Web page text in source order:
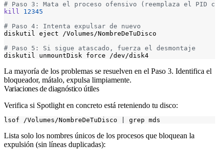
# Paso 3: Mata el proceso ofensivo (reemplaza el PID
kill
12345
# Paso 4: Intenta expulsar de nuevo
# Paso 5: Si sigue atascado, fuerza el desmontaje
La mayoría de los problemas se resuelven en el Paso 3. Identifica el
bloqueador, mátalo, expulsa limpiamente.
Variaciones de diagnóstico útiles
Verifica si Spotlight en concreto está reteniendo tu disco:
lsof /Volumes/NombreDeTuDisco
Lista solo los nombres únicos de los procesos que bloquean la
expulsión (sin líneas duplicadas):